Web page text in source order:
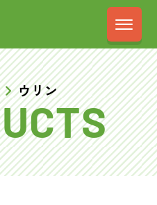
前田木材株式
ウリン